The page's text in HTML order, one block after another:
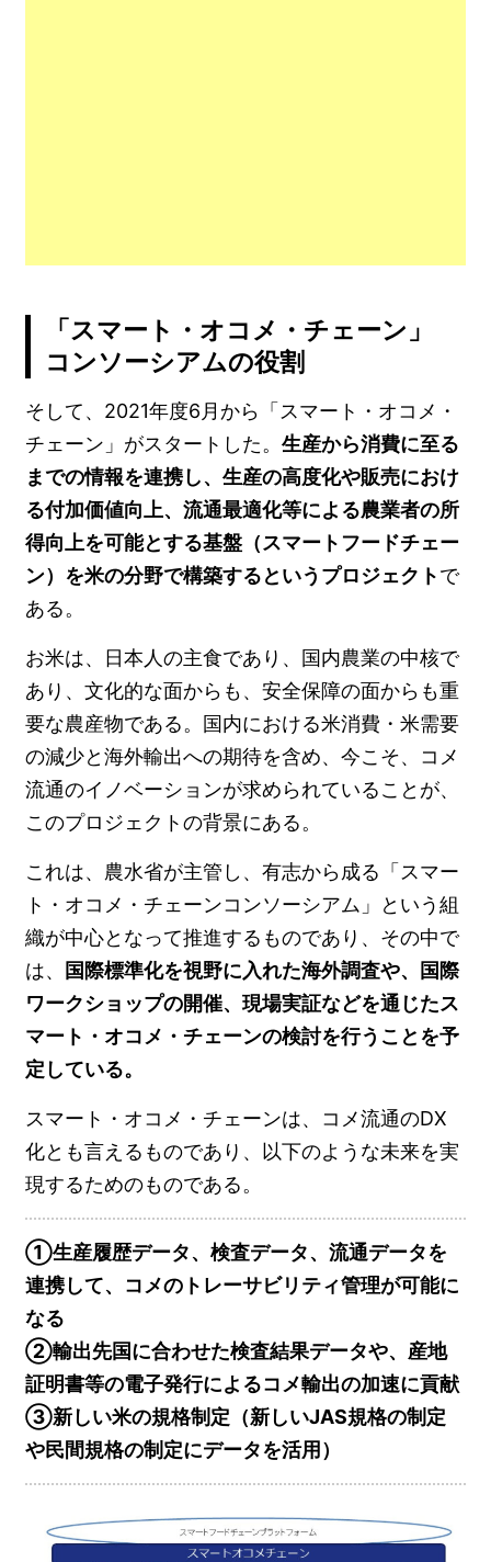
「スマート・オコメ・チェーン」
コンソーシアムの役割
そして、2021年度6月から「スマート・オコメ・
チェーン」がスタートした。生産から消費に至る
までの情報を連携し、生産の高度化や販売におけ
る付加価値向上、流通最適化等による農業者の所
得向上を可能とする基盤（スマートフードチェー
ン）を米の分野で構築するというプロジェクトで
ある。
お米は、日本人の主食であり、国内農業の中核で
あり、文化的な面からも、安全保障の面からも重
要な農産物である。国内における米消費・米需要
の減少と海外輸出への期待を含め、今こそ、コメ
流通のイノベーションが求められていることが、
このプロジェクトの背景にある。
これは、農水省が主管し、有志から成る「スマー
ト・オコメ・チェーンコンソーシアム」という組
織が中心となって推進するものであり、その中で
は、
国際標準化を視野に入れた海外調査や、国際
ワークショップの開催、現場実証などを通じたス
マート・オコメ・チェーンの検討を行うことを予
定している。
スマート・オコメ・チェーンは、コメ流通のDX
化とも言えるものであり、以下のような未来を実
現するためのものである。
①生産履歴データ、検査データ、流通データを
連携して、コメのトレーサビリティ管理が可能に
なる
②輸出先国に合わせた検査結果データや、産地
証明書等の電子発行によるコメ輸出の加速に貢献
③新しい米の規格制定（新しいJAS規格の制定
や民間規格の制定にデータを活用）